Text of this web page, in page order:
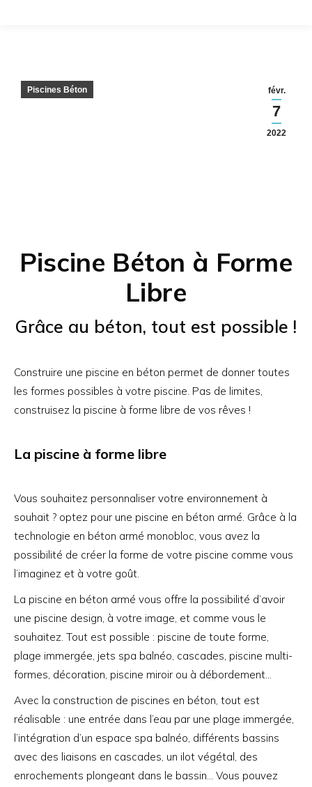
févr.
7
2022
Piscines Béton
Piscine Béton à Forme
Libre
Grâce au béton, tout est possible !
Construire une piscine en béton permet de donner toutes
les formes possibles à votre piscine. Pas de limites,
construisez la piscine à forme libre de vos rêves !
La piscine à forme libre
Vous souhaitez personnaliser votre environnement à
souhait ? optez pour une piscine en béton armé. Grâce à la
technologie en béton armé monobloc, vous avez la
possibilité de créer la forme de votre piscine comme vous
l’imaginez et à votre goût.
La piscine en béton armé vous offre la possibilité d’avoir
une piscine design, à votre image, et comme vous le
souhaitez. Tout est possible : piscine de toute forme,
plage immergée, jets spa balnéo, cascades, piscine multi-
formes, décoration, piscine miroir ou à débordement…
Avec la construction de piscines en béton, tout est
réalisable : une entrée dans l’eau par une plage immergée,
l’intégration d’un espace spa balnéo, différents bassins
avec des liaisons en cascades, un ilot végétal, des
enrochements plongeant dans le bassin… Vous pouvez